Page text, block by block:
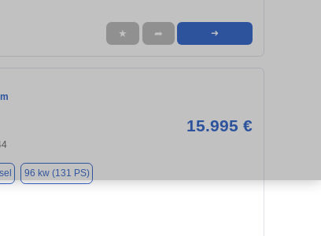
★ ➦ ➜
15.995 €
96 kw (131 PS)